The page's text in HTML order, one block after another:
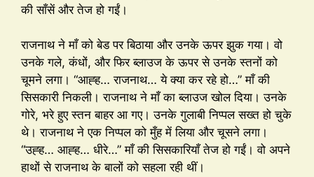
की साँसें और तेज हो गईं।
राजनाथ ने माँ को बेड पर बिठाया और उनके ऊपर झुक गया। वो
उनके गले, कंधों, और फिर ब्लाउज के ऊपर से उनके स्तनों को
चूमने लगा। “आह्ह… राजनाथ… ये क्या कर रहे हो…” माँ की
सिसकारी निकली। राजनाथ ने माँ का ब्लाउज खोल दिया। उनके
गोरे, भरे हुए स्तन बाहर आ गए। उनके गुलाबी निप्पल सख्त हो चुके
थे। राजनाथ ने एक निप्पल को मुँह में लिया और चूसने लगा।
“उह्ह… आह्ह… धीरे…” माँ की सिसकारियाँ तेज हो गईं। वो अपने
हाथों से राजनाथ के बालों को सहला रही थीं।